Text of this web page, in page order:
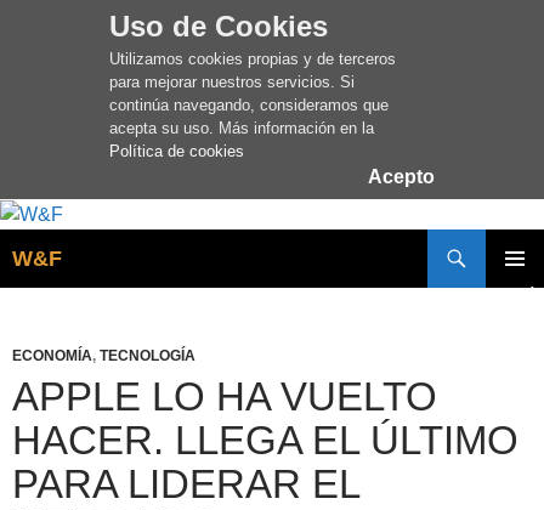
Uso de Cookies
Utilizamos cookies propias y de terceros
para mejorar nuestros servicios. Si
continúa navegando, consideramos que
acepta su uso. Más información en la
Política de cookies
Acepto
W&F
ECONOMÍA, TECNOLOGÍA
APPLE LO HA VUELTO
HACER. LLEGA EL ÚLTIMO
PARA LIDERAR EL